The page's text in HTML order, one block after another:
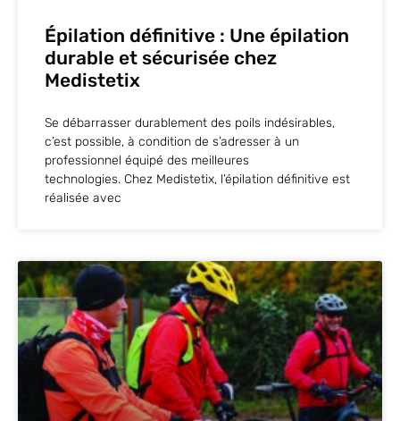
Épilation définitive : Une épilation
durable et sécurisée chez
Medistetix
Se débarrasser durablement des poils indésirables,
c’est possible, à condition de s’adresser à un
professionnel équipé des meilleures
technologies. Chez Medistetix, l’épilation définitive est
réalisée avec